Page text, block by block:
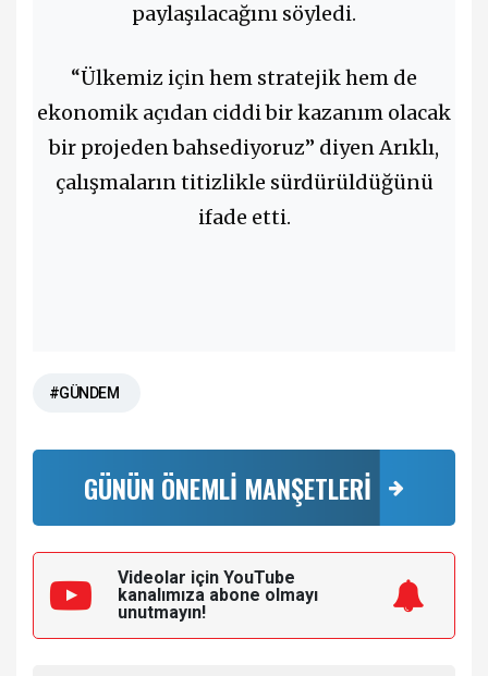
paylaşılacağını söyledi.
“Ülkemiz için hem stratejik hem de
ekonomik açıdan ciddi bir kazanım olacak
bir projeden bahsediyoruz” diyen Arıklı,
çalışmaların titizlikle sürdürüldüğünü
ifade etti.
#GÜNDEM
GÜNÜN ÖNEMLİ MANŞETLERİ
Videolar için YouTube
kanalımıza abone olmayı
unutmayın!